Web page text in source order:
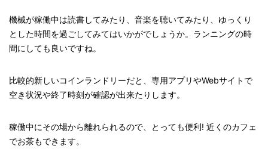
機械が稼働中は読書してみたり、音楽を聴いてみたり、ゆっくり
とした時間を過ごしてみてはいかがでしょうか。ランニングの時
間にしても良いですね。
比較的新しいコインランドリーだと、専用アプリやWebサイトで
空き状況や終了時刻が確認が出来たりします。
稼働中にその場から離れられるので、とっても便利! 近くのカフェ
でお茶もできます。